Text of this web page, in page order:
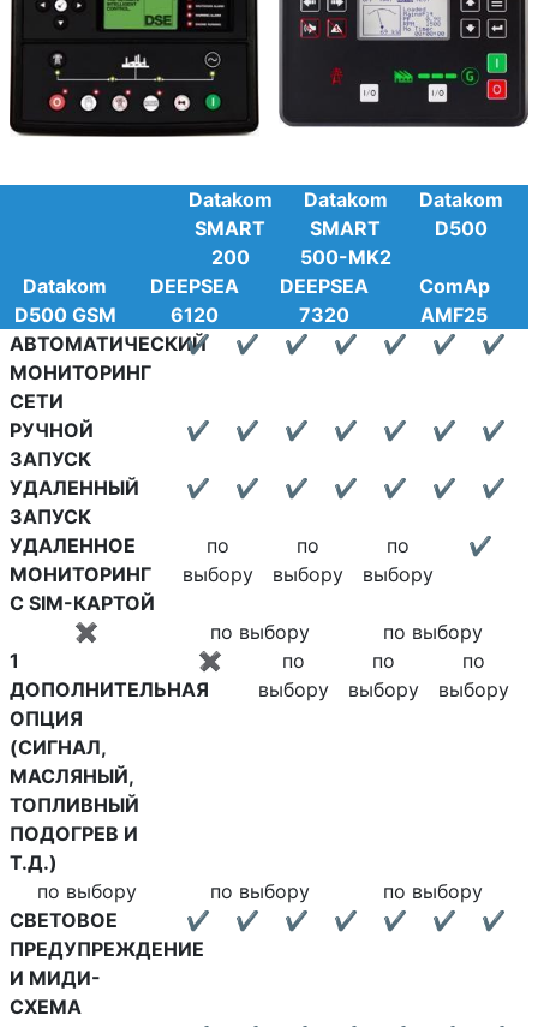
Datakom
SMART
200
Datakom
SMART
500-MK2
Datakom
D500
Datakom
D500 GSM
DEEPSEA
6120
DEEPSEA
7320
ComAp
AMF25
АВТОМАТИЧЕСКИЙ
МОНИТОРИНГ
СЕТИ
✔ ✔ ✔ ✔ ✔ ✔ ✔
РУЧНОЙ
ЗАПУСК
✔ ✔ ✔ ✔ ✔ ✔ ✔
УДАЛЕННЫЙ
ЗАПУСК
✔ ✔ ✔ ✔ ✔ ✔ ✔
УДАЛЕННОЕ
МОНИТОРИНГ
С SIM-КАРТОЙ
по
выбору
по
выбору
по
выбору
✔
✖ по выбору
по выбору
1
ДОПОЛНИТЕЛЬНАЯ
ОПЦИЯ
(СИГНАЛ,
МАСЛЯНЫЙ,
ТОПЛИВНЫЙ
ПОДОГРЕВ И
Т.Д.)
✖
по
выбору
по
выбору
по
выбору
по выбору по выбору
по выбору
СВЕТОВОЕ
ПРЕДУПРЕЖДЕНИЕ
И МИДИ-
СХЕМА
✔ ✔ ✔ ✔ ✔ ✔ ✔